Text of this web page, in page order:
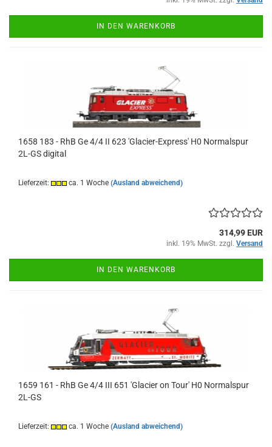
IN DEN WARENKORB
1658 183 - RhB Ge 4/4 II 623 'Glacier-Express' H0 Normalspur
2L-GS digital
Lieferzeit: ca. 1 Woche (Ausland abweichend)
314,99 EUR
inkl. 19% MwSt. zzgl. Versand
IN DEN WARENKORB
1659 161 - RhB Ge 4/4 III 651 'Glacier on Tour' H0 Normalspur
2L-GS
Lieferzeit: ca. 1 Woche (Ausland abweichend)